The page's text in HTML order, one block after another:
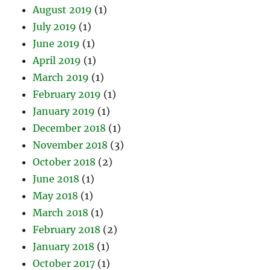
August 2019 (1)
July 2019 (1)
June 2019 (1)
April 2019 (1)
March 2019 (1)
February 2019 (1)
January 2019 (1)
December 2018 (1)
November 2018 (3)
October 2018 (2)
June 2018 (1)
May 2018 (1)
March 2018 (1)
February 2018 (2)
January 2018 (1)
October 2017 (1)